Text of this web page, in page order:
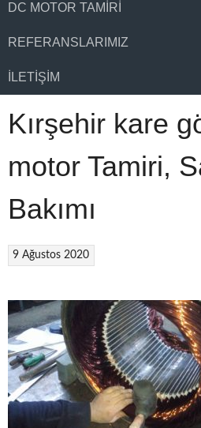
DC MOTOR TAMIRI
REFERANSLARIMIZ
İLETIŞIM
Kırşehir kare
motor Tamiri,
Bakımı
9 Ağustos 2020